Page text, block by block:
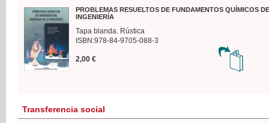
PROBLEMAS RESUELTOS DE FUNDAMENTOS QUÍMICOS
INGENIERÍA
Tapa blanda. Rústica
ISBN:978-84-9705-088-3
2,00 €
Transferencia social